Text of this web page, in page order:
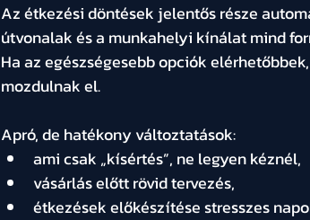
Az étkezési döntések jelentős része
útvonalak és a munkahelyi kínálat mind
Ha az egészségesebb opciók
mozdulnak el.
Apró, de hatékony változtatások:
ami csak „kísértés”, ne legyen kéznél,
vásárlás előtt rövid tervezés,
étkezések előkészítése stresszes